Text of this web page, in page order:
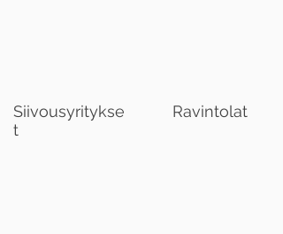
Siivousyritykse
t
Ravintolat